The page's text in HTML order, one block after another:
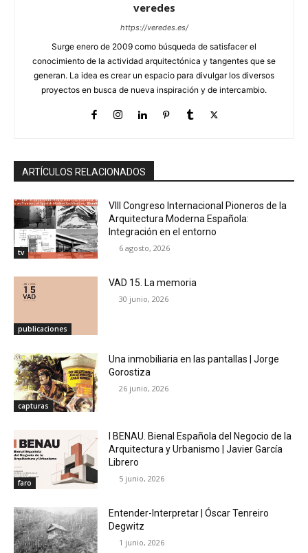
veredes
https://veredes.es/
Surge enero de 2009 como búsqueda de satisfacer el
conocimiento de la actividad arquitectónica y tangentes que se
generan. La idea es crear un espacio para divulgar los diversos
proyectos en busca de nueva inspiración y de intercambio.
ARTÍCULOS RELACIONADOS
tv
VIII Congreso Internacional Pioneros de la
Arquitectura Moderna Española:
Integración en el entorno
6 agosto, 2026
publicaciones
VAD 15. La memoria
30 junio, 2026
capturas
Una inmobiliaria en las pantallas | Jorge
Gorostiza
26 junio, 2026
faro
I BENAU. Bienal Española del Negocio de la
Arquitectura y Urbanismo | Javier García
Librero
5 junio, 2026
Entender-Interpretar | Óscar Tenreiro
Degwitz
1 junio, 2026